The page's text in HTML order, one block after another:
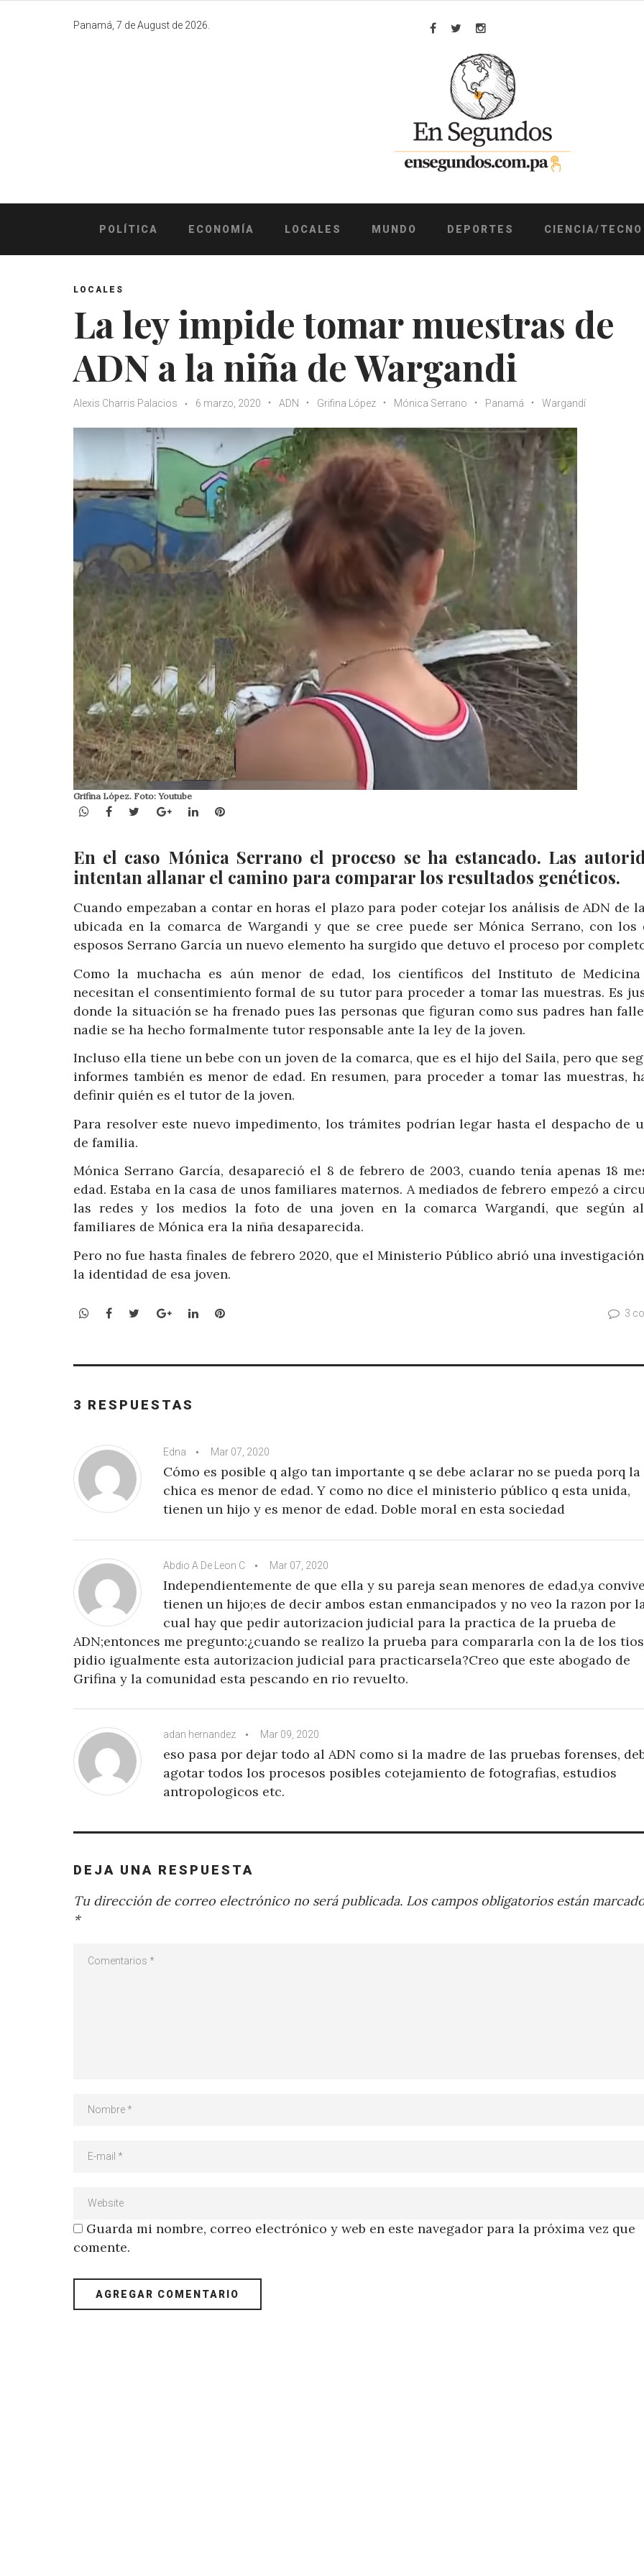
Panamá, 7 de August de 2026.
Facebook
TwitterInstagram
POLÍTICA ECONOMÍA LOCALES MUNDO DEPORTES CIENCIA/TECNO
LOCALES
La ley impide tomar muestras de
ADN a la niña de Wargandi
Alexis Charris Palacios 6 marzo, 2020 ADN Grifina López Mónica Serrano Panamá Wargandí
Grifina López. Foto: Youtube
WhatsApp
Facebook
TwitterGoogle+LinkedInPinterest
En el caso Mónica Serrano el proceso se ha estancado. Las
intentan allanar el camino para comparar los resultados genéticos.
Cuando empezaban a contar en horas el plazo para poder cotejar los análisis de ADN de
ubicada en la comarca de Wargandi y que se cree puede ser Mónica Serrano, con los
esposos Serrano García un nuevo elemento ha surgido que detuvo el proceso por
Como la muchacha es aún menor de edad, los científicos del Instituto de Medicina
necesitan el consentimiento formal de su tutor para proceder a tomar las muestras. Es
donde la situación se ha frenado pues las personas que figuran como sus padres han
nadie se ha hecho formalmente tutor responsable ante la ley de la joven.
Incluso ella tiene un bebe con un joven de la comarca, que es el hijo del Saila, pero que
informes también es menor de edad. En resumen, para proceder a tomar las muestras,
definir quién es el tutor de la joven.
Para resolver este nuevo impedimento, los trámites podrían legar hasta el despacho de
de familia.
Mónica Serrano García, desapareció el 8 de febrero de 2003, cuando tenía apenas 18
edad. Estaba en la casa de unos familiares maternos. A mediados de febrero empezó a
las redes y los medios la foto de una joven en la comarca Wargandí, que según
familiares de Mónica era la niña desaparecida.
Pero no fue hasta finales de febrero 2020, que el Ministerio Público abrió una
la identidad de esa joven.
WhatsApp
Facebook
TwitterGoogle+LinkedInPinterest 3
3 RESPUESTAS
Edna Mar 07, 2020
Cómo es posible q algo tan importante q se debe aclarar no se pueda porq la
chica es menor de edad. Y como no dice el ministerio público q esta unida,
tienen un hijo y es menor de edad. Doble moral en esta sociedad
Abdio A De Leon C Mar 07, 2020
Independientemente de que ella y su pareja sean menores de edad,ya
tienen un hijo;es de decir ambos estan enmancipados y no veo la razon por
cual hay que pedir autorizacion judicial para la practica de la prueba de
ADN;entonces me pregunto:¿cuando se realizo la prueba para compararla con la de los
pidio igualmente esta autorizacion judicial para practicarsela?Creo que este abogado de
Grifina y la comunidad esta pescando en rio revuelto.
adan hernandez Mar 09, 2020
eso pasa por dejar todo al ADN como si la madre de las pruebas forenses,
agotar todos los procesos posibles cotejamiento de fotografias, estudios
antropologicos etc.
DEJA UNA RESPUESTA
Tu dirección de correo electrónico no será publicada. Los campos obligatorios están
*
Guarda mi nombre, correo electrónico y web en este navegador para la próxima vez que
comente.